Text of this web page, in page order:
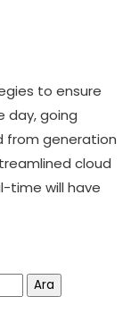
to ensure
day, going
from generation
cloud
time will have